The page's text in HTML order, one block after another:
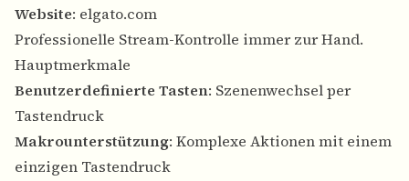
Website: elgato.com
Professionelle Stream-Kontrolle immer zur Hand.
Hauptmerkmale
Benutzerdefinierte Tasten: Szenenwechsel per
Tastendruck
Makrounterstützung: Komplexe Aktionen mit einem
einzigen Tastendruck